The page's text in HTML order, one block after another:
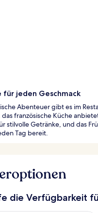
für jeden Geschmack
Abenteuer gibt es im
das französische Küche
stilvolle Getränke, und das
Tag bereit.
die Verfügbarkeit